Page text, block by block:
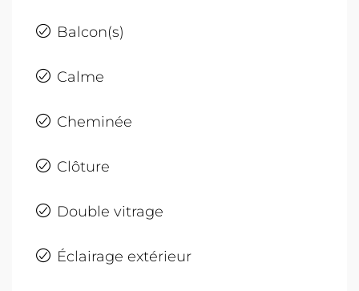
Balcon(s)
Calme
Cheminée
Clôture
Double vitrage
Éclairage extérieur